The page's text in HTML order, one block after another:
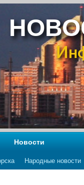
Новости
Народные новости